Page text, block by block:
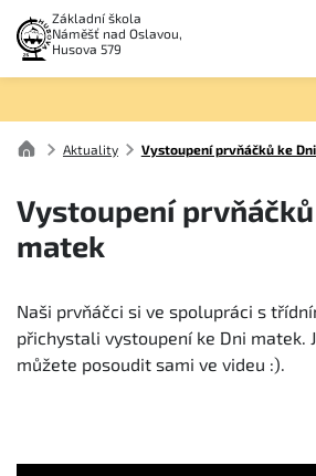
Základní škola
Náměšť nad Oslavou,
Husova 579
Aktuality Vystoupení prvňáčků ke
Vystoupení
matek
Naši prvňáčci si ve spolupráci s
přichystali vystoupení ke Dni matek.
můžete posoudit sami ve videu :).